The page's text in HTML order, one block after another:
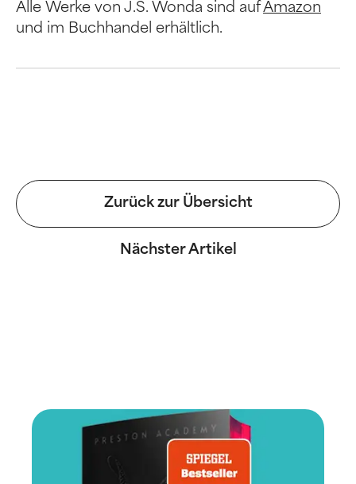
Alle Werke von J.S. Wonda sind aufAmazon
und im Buchhandel erhältlich.
Zurück zur Übersicht
Nächster Artikel